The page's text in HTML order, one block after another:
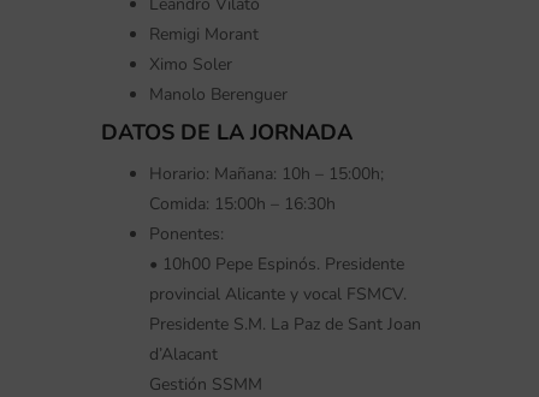
Remigi Morant
Ximo Soler
Manolo Berenguer
DATOS DE LA JORNADA
Horario: Mañana: 10h – 15:00h;
Comida: 15:00h – 16:30h
Ponentes:
• 10h00 Pepe Espinós. Presidente
provincial Alicante y vocal FSMCV.
Presidente S.M. La Paz de Sant Joan
d’Alacant
Gestión SSMM